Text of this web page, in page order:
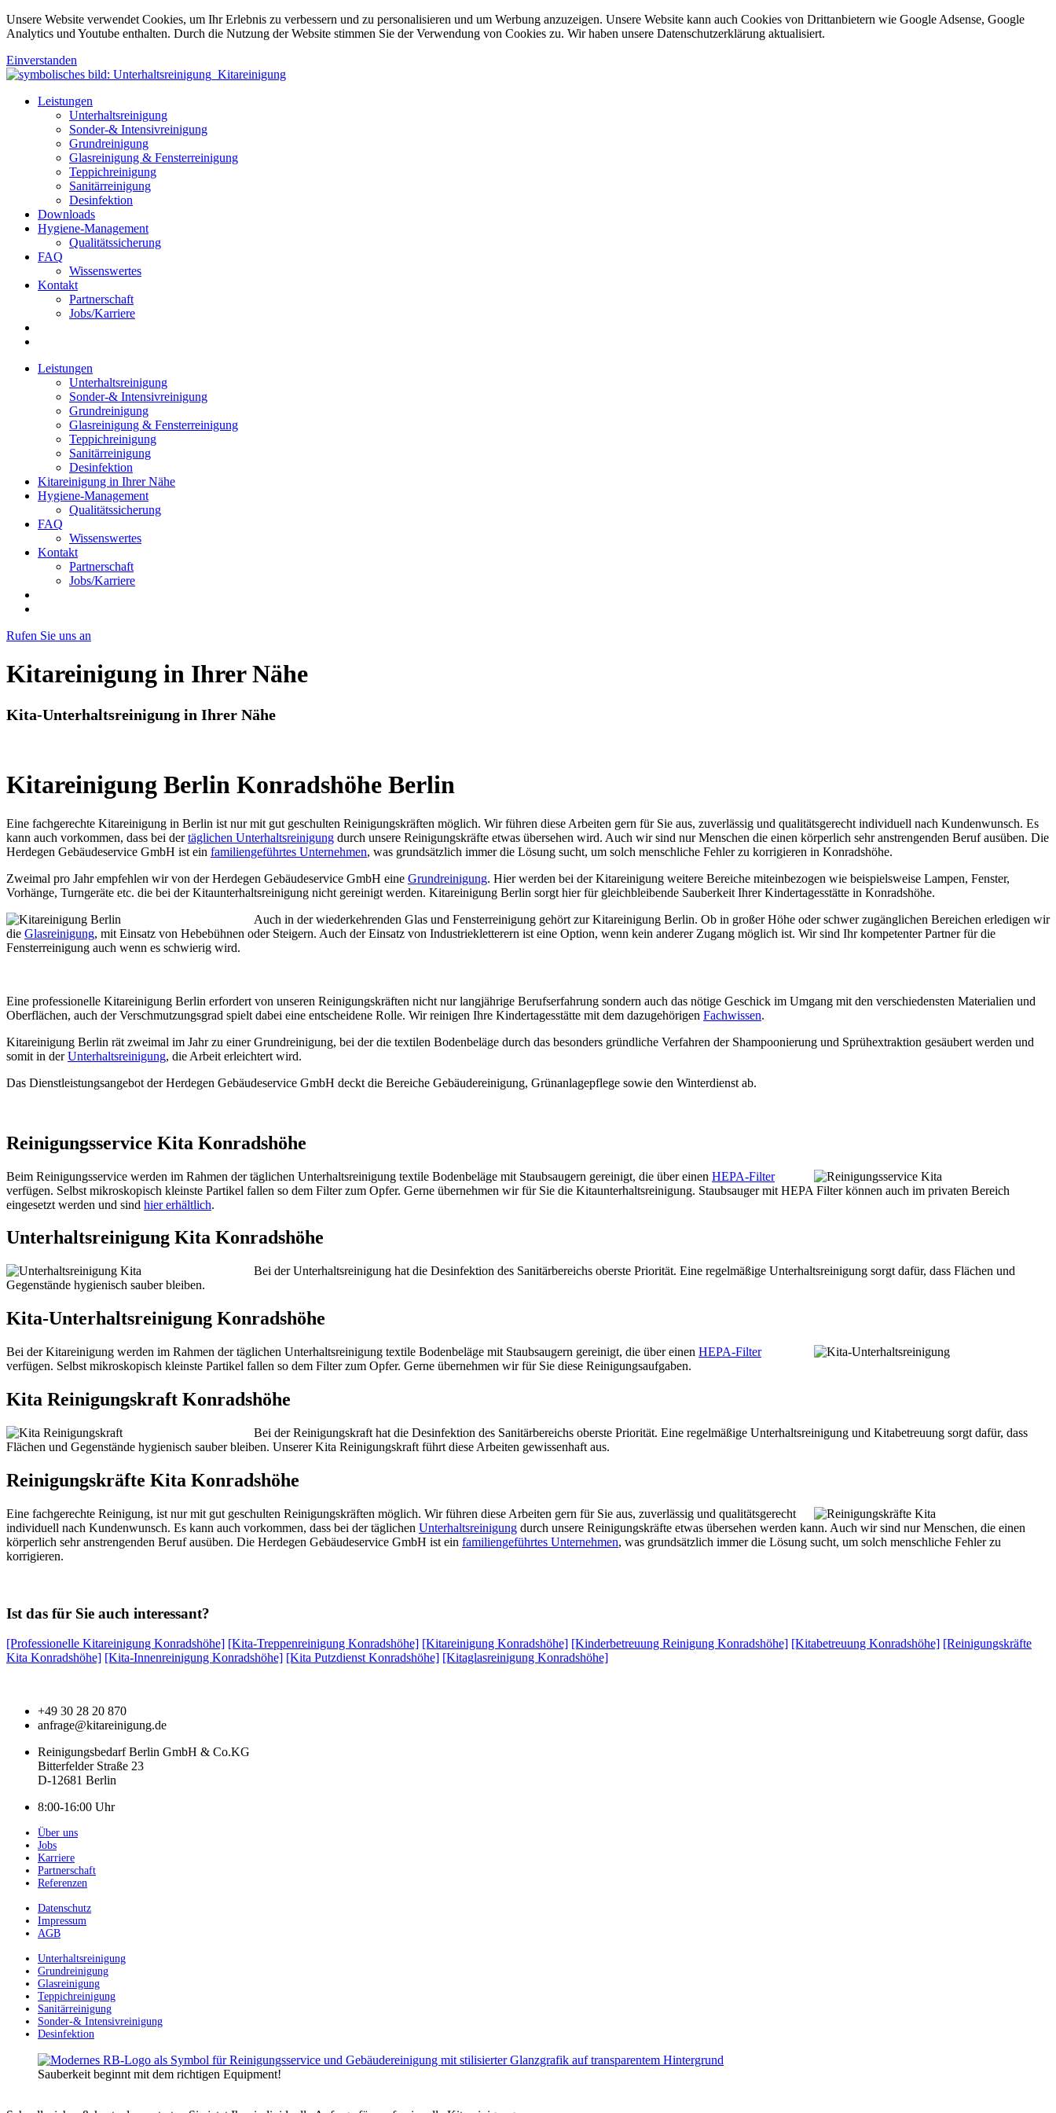
Unsere Website verwendet Cookies, um Ihr Erlebnis zu verbessern und zu personalisieren und um Werbung anzuzeigen. Unsere Website kann auch Cookies von Drittanbietern wie Google Adsense, Google
Analytics und Youtube enthalten. Durch die Nutzung der Website stimmen Sie der Verwendung von Cookies zu. Wir haben unsere Datenschutzerklärung aktualisiert.
Einverstanden
Leistungen
Unterhaltsreinigung
Sonder-& Intensivreinigung
Grundreinigung
Glasreinigung & Fensterreinigung
Teppichreinigung
Sanitärreinigung
Desinfektion
Downloads
Hygiene-Management
Qualitätssicherung
FAQ
Wissenswertes
Kontakt
Partnerschaft
Jobs/Karriere
Leistungen
Unterhaltsreinigung
Sonder-& Intensivreinigung
Grundreinigung
Glasreinigung & Fensterreinigung
Teppichreinigung
Sanitärreinigung
Desinfektion
Kitareinigung in Ihrer Nähe
Hygiene-Management
Qualitätssicherung
FAQ
Wissenswertes
Kontakt
Partnerschaft
Jobs/Karriere
Rufen Sie uns an
Kitareinigung in Ihrer Nähe
Kita-Unterhaltsreinigung in Ihrer Nähe
Kitareinigung Berlin Konradshöhe Berlin
Eine fachgerechte Kitareinigung in Berlin ist nur mit gut geschulten Reinigungskräften möglich. Wir führen diese Arbeiten gern für Sie aus, zuverlässig und qualitätsgerecht individuell nach Kundenwunsch. Es
kann auch vorkommen, dass bei dertäglichen Unterhaltsreinigung durch unsere Reinigungskräfte etwas übersehen wird. Auch wir sind nur Menschen die einen körperlich sehr anstrengenden Beruf ausüben. Die
Herdegen Gebäudeservice GmbH ist ein familiengeführtes Unternehmen, was grundsätzlich immer die Lösung sucht, um solch menschliche Fehler zu korrigieren in Konradshöhe.
Zweimal pro Jahr empfehlen wir von der Herdegen Gebäudeservice GmbH eine Grundreinigung. Hier werden bei der Kitareinigung weitere Bereiche miteinbezogen wie beispielsweise Lampen, Fenster,
Vorhänge, Turngeräte etc. die bei der Kitaunterhaltsreinigung nicht gereinigt werden. Kitareinigung Berlin sorgt hier für gleichbleibende Sauberkeit Ihrer Kindertagesstätte in Konradshöhe.
Auch in der wiederkehrenden Glas und Fensterreinigung gehört zur Kitareinigung Berlin. Ob in großer Höhe oder schwer zugänglichen Bereichen erledigen wir
die Glasreinigung, mit Einsatz von Hebebühnen oder Steigern. Auch der Einsatz von Industriekletterern ist eine Option, wenn kein anderer Zugang möglich ist. Wir sind Ihr kompetenter Partner für die
Fensterreinigung auch wenn es schwierig wird.
Eine professionelle Kitareinigung Berlin erfordert von unseren Reinigungskräften nicht nur langjährige Berufserfahrung sondern auch das nötige Geschick im Umgang mit den verschiedensten Materialien und
Oberflächen, auch der Verschmutzungsgrad spielt dabei eine entscheidene Rolle. Wir reinigen Ihre Kindertagesstätte mit dem dazugehörigen Fachwissen.
Kitareinigung Berlin rät zweimal im Jahr zu einer Grundreinigung, bei der die textilen Bodenbeläge durch das besonders gründliche Verfahren der Shampoonierung und Sprühextraktion gesäubert werden und
somit in derUnterhaltsreinigung, die Arbeit erleichtert wird.
Das Dienstleistungsangebot der Herdegen Gebäudeservice GmbH deckt die Bereiche Gebäudereinigung, Grünanlagepflege sowie den Winterdienst ab.
Reinigungsservice Kita Konradshöhe
Beim Reinigungsservice werden im Rahmen der täglichen Unterhaltsreinigung textile Bodenbeläge mit Staubsaugern gereinigt, die über einen HEPA-Filter
verfügen. Selbst mikroskopisch kleinste Partikel fallen so dem Filter zum Opfer. Gerne übernehmen wir für Sie die Kitaunterhaltsreinigung. Staubsauger mit HEPA Filter können auch im privaten Bereich
eingesetzt werden und sind hier erhältlich.
Unterhaltsreinigung Kita Konradshöhe
Bei der Unterhaltsreinigung hat die Desinfektion des Sanitärbereichs oberste Priorität. Eine regelmäßige Unterhaltsreinigung sorgt dafür, dass Flächen und
Gegenstände hygienisch sauber bleiben.
Kita-Unterhaltsreinigung Konradshöhe
Bei der Kitareinigung werden im Rahmen der täglichen Unterhaltsreinigung textile Bodenbeläge mit Staubsaugern gereinigt, die über einen HEPA-Filter
verfügen. Selbst mikroskopisch kleinste Partikel fallen so dem Filter zum Opfer. Gerne übernehmen wir für Sie diese Reinigungsaufgaben.
Kita Reinigungskraft Konradshöhe
Bei der Reinigungskraft hat die Desinfektion des Sanitärbereichs oberste Priorität. Eine regelmäßige Unterhaltsreinigung und Kitabetreuung sorgt dafür, dass
Flächen und Gegenstände hygienisch sauber bleiben. Unserer Kita Reinigungskraft führt diese Arbeiten gewissenhaft aus.
Reinigungskräfte Kita Konradshöhe
Eine fachgerechte Reinigung, ist nur mit gut geschulten Reinigungskräften möglich. Wir führen diese Arbeiten gern für Sie aus, zuverlässig und qualitätsgerecht
individuell nach Kundenwunsch. Es kann auch vorkommen, dass bei der täglichen Unterhaltsreinigung durch unsere Reinigungskräfte etwas übersehen werden kann. Auch wir sind nur Menschen, die einen
körperlich sehr anstrengenden Beruf ausüben. Die Herdegen Gebäudeservice GmbH ist ein familiengeführtes Unternehmen, was grundsätzlich immer die Lösung sucht, um solch menschliche Fehler zu
korrigieren.
Ist das für Sie auch interessant?
[Professionelle Kitareinigung Konradshöhe] [Kita-Treppenreinigung Konradshöhe] [Kitareinigung Konradshöhe] [Kinderbetreuung Reinigung Konradshöhe] [Kitabetreuung Konradshöhe] [Reinigungskräfte
Kita Konradshöhe] [Kita-Innenreinigung Konradshöhe] [Kita Putzdienst Konradshöhe] [Kitaglasreinigung Konradshöhe]
+49 30 28 20 870
anfrage@kitareinigung.de
Reinigungsbedarf Berlin GmbH & Co.KG
Bitterfelder Straße 23
D-12681 Berlin
8:00-16:00 Uhr
Über uns
Jobs
Karriere
Partnerschaft
Referenzen
Datenschutz
Impressum
AGB
Unterhaltsreinigung
Grundreinigung
Glasreinigung
Teppichreinigung
Sanitärreinigung
Sonder-& Intensivreinigung
Desinfektion
Sauberkeit beginnt mit dem richtigen Equipment!